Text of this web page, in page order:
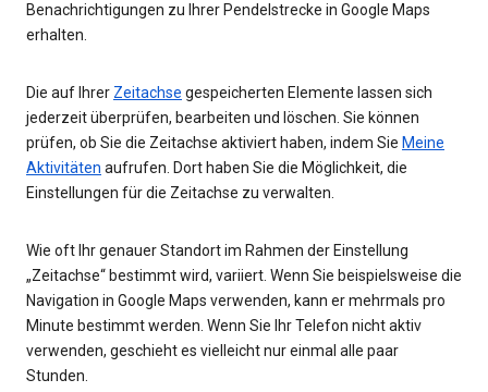
Benachrichtigungen zu Ihrer Pendelstrecke in Google Maps
erhalten.
Die auf Ihrer Zeitachse gespeicherten Elemente lassen sich
jederzeit überprüfen, bearbeiten und löschen. Sie können
prüfen, ob Sie die Zeitachse aktiviert haben, indem Sie Meine
Aktivitäten aufrufen. Dort haben Sie die Möglichkeit, die
Einstellungen für die Zeitachse zu verwalten.
Wie oft Ihr genauer Standort im Rahmen der Einstellung
„Zeitachse“ bestimmt wird, variiert. Wenn Sie beispielsweise die
Navigation in Google Maps verwenden, kann er mehrmals pro
Minute bestimmt werden. Wenn Sie Ihr Telefon nicht aktiv
verwenden, geschieht es vielleicht nur einmal alle paar
Stunden.